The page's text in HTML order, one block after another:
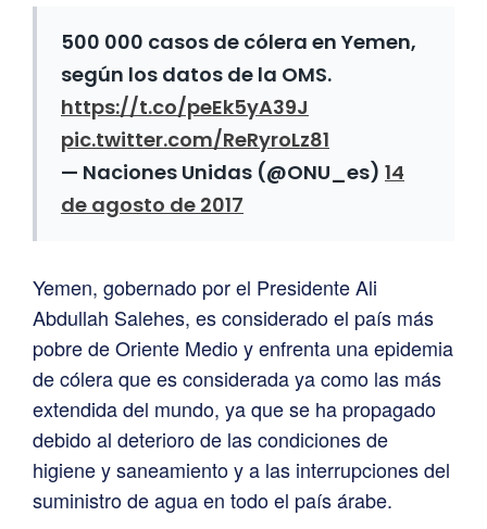
500 000 casos de cólera en Yemen,
según los datos de la OMS.
https://t.co/peEk5yA39J
pic.twitter.com/ReRyroLz81
— Naciones Unidas (@ONU_es) 14
de agosto de 2017
Yemen, gobernado por el Presidente Ali
Abdullah Salehes, es considerado el país más
pobre de Oriente Medio y enfrenta una epidemia
de cólera que es considerada ya como las más
extendida del mundo, ya que se ha propagado
debido al deterioro de las condiciones de
higiene y saneamiento y a las interrupciones del
suministro de agua en todo el país árabe.